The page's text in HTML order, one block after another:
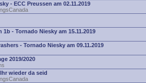
- ECC Preussen am 02.11.2019
1b - Tornado Niesky am 15.11.2019
- Tornado Niesky am 09.11.2019
2019/2020
wieder da seid